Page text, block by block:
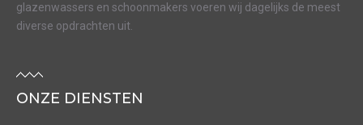
glazenwassers en schoonmakers voeren wij dagelijks de meest
diverse opdrachten uit.
ONZE DIENSTEN